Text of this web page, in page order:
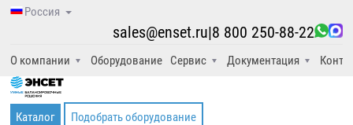
Россия
О компании Оборудование Сервис Документация
sales@enset.ru|8 800 250-88-22
Каталог Подобрать оборудование